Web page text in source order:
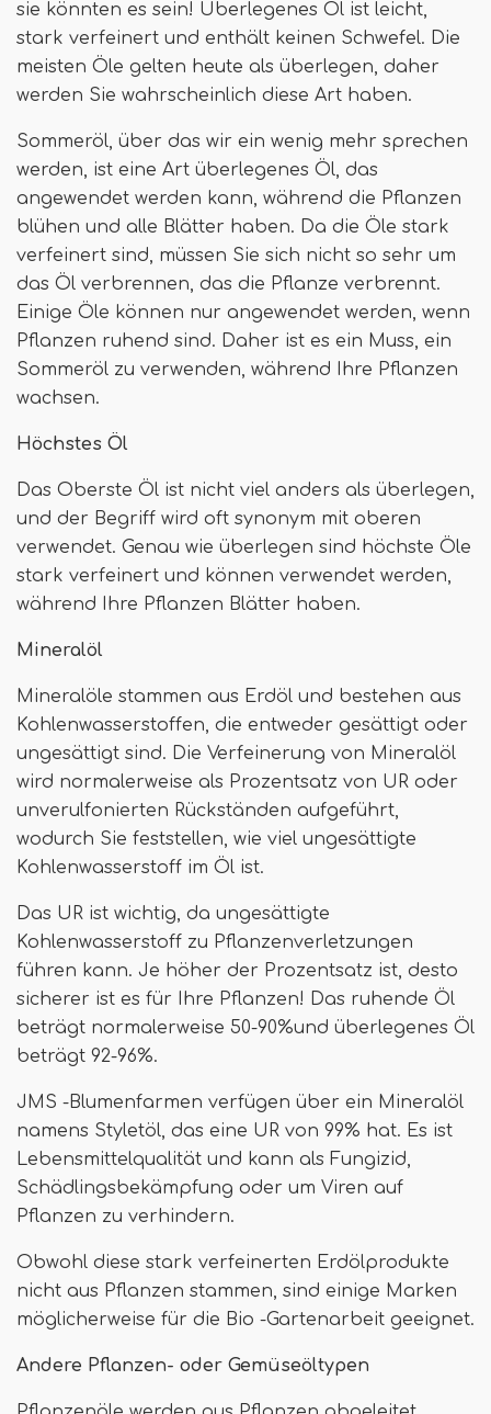
sie könnten es sein! Überlegenes Öl ist leicht,
stark verfeinert und enthält keinen Schwefel. Die
meisten Öle gelten heute als überlegen, daher
werden Sie wahrscheinlich diese Art haben.
Sommeröl, über das wir ein wenig mehr sprechen
werden, ist eine Art überlegenes Öl, das
angewendet werden kann, während die Pflanzen
blühen und alle Blätter haben. Da die Öle stark
verfeinert sind, müssen Sie sich nicht so sehr um
das Öl verbrennen, das die Pflanze verbrennt.
Einige Öle können nur angewendet werden, wenn
Pflanzen ruhend sind. Daher ist es ein Muss, ein
Sommeröl zu verwenden, während Ihre Pflanzen
wachsen.
Höchstes Öl
Das Oberste Öl ist nicht viel anders als überlegen,
und der Begriff wird oft synonym mit oberen
verwendet. Genau wie überlegen sind höchste Öle
stark verfeinert und können verwendet werden,
während Ihre Pflanzen Blätter haben.
Mineralöl
Mineralöle stammen aus Erdöl und bestehen aus
Kohlenwasserstoffen, die entweder gesättigt oder
ungesättigt sind. Die Verfeinerung von Mineralöl
wird normalerweise als Prozentsatz von UR oder
unverulfonierten Rückständen aufgeführt,
wodurch Sie feststellen, wie viel ungesättigte
Kohlenwasserstoff im Öl ist.
Das UR ist wichtig, da ungesättigte
Kohlenwasserstoff zu Pflanzenverletzungen
führen kann. Je höher der Prozentsatz ist, desto
sicherer ist es für Ihre Pflanzen! Das ruhende Öl
beträgt normalerweise 50-90%und überlegenes Öl
beträgt 92-96%.
JMS -Blumenfarmen verfügen über ein Mineralöl
namens Styletöl, das eine UR von 99% hat. Es ist
Lebensmittelqualität und kann als Fungizid,
Schädlingsbekämpfung oder um Viren auf
Pflanzen zu verhindern.
Obwohl diese stark verfeinerten Erdölprodukte
nicht aus Pflanzen stammen, sind einige Marken
möglicherweise für die Bio -Gartenarbeit geeignet.
Andere Pflanzen- oder Gemüseöltypen